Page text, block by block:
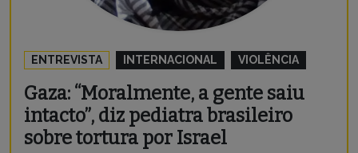
ENTREVISTA INTERNACIONAL VIOLÊNCIA
Gaza: “Moralmente, a gente saiu
intacto”, diz pediatra brasileiro
sobre tortura por Israel